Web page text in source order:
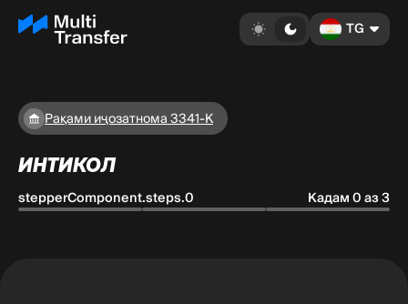
TG
Рақами иҷозатнома 3341-K
ИНТИКОЛ
stepperComponent.steps.0 Кадам 0 аз 3